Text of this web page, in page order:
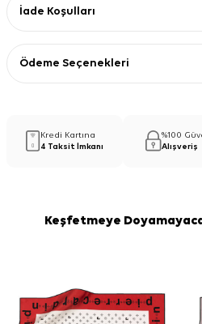
İade Koşulları
Ödeme Seçenekleri
Kredi Kartına
4 Taksit İmkanı
%100
Alışveriş
Keşfetmeye